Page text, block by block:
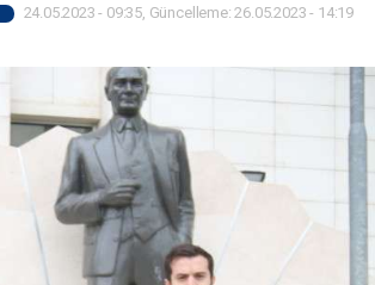
24.05.2023 - 09:35, Güncelleme: 26.05.2023 - 14:19